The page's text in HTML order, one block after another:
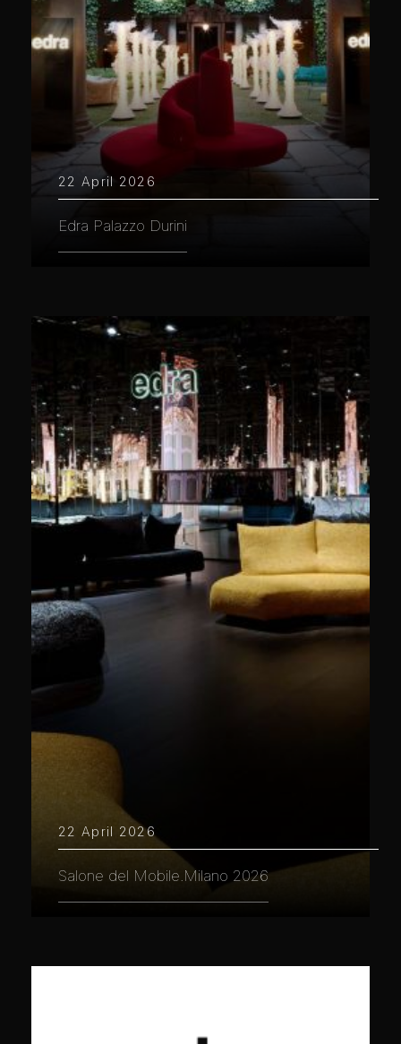
22 April 2026
Edra Palazzo Durini
22 April 2026
Salone del Mobile.Milano 2026